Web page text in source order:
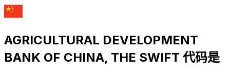
AGRICULTURAL DEVELOPMENT
BANK OF CHINA, THE SWIFT 代码是